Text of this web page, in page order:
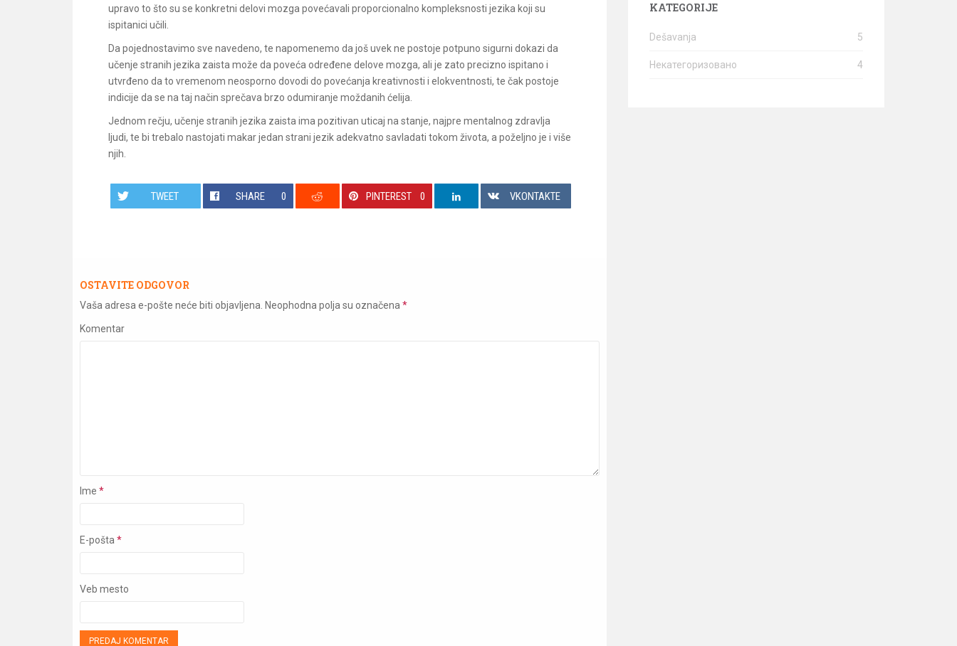
upravo to što su se konkretni delovi mozga povećavali proporcionalno kompleksnosti jezika koji su
ispitanici učili.
Da pojednostavimo sve navedeno, te napomenemo da još uvek ne postoje potpuno sigurni dokazi da
učenje stranih jezika zaista može da poveća određene delove mozga, ali je zato precizno ispitano i
utvrđeno da to vremenom neosporno dovodi do povećanja kreativnosti i elokventnosti, te čak postoje
indicije da se na taj način sprečava brzo odumiranje moždanih ćelija.
Jednom rečju, učenje stranih jezika zaista ima pozitivan uticaj na stanje, najpre mentalnog zdravlja
ljudi, te bi trebalo nastojati makar jedan strani jezik adekvatno savladati tokom života, a poželjno je i više
njih.
TWEET SHARE 0 PINTEREST 0 VKONTAKTE
OSTAVITE ODGOVOR
Vaša adresa e-pošte neće biti objavljena. Neophodna polja su označena *
Komentar
Ime *
E-pošta *
Veb mesto
KATEGORIJE
Dešavanja 5
Некатегоризовано 4